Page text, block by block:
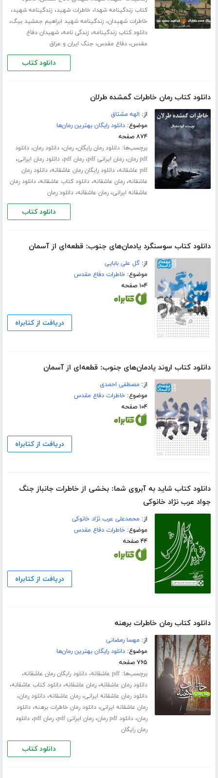
کتاب زندگینامه شهدا، خاطرات شهید، زندگینامه شهید،
خاطرات شهیدان، زندگینامه شهید ابراهیم جمشید بیگ،
دانلود کتاب زندگینامه، زندگی نامه،شهیدان دفاع
مقدس،دفاع مقدس، جنگ ایران و عراق
دانلود کتاب
دانلود کتاب رمان خاطرات گمشده طرلان
از: الهه مشتاق
موضوع:دانلود رایگان بهترین رمان‌ها
۸۷۴ صفحه
برچسب‌ها:دانلود رمان رایگان،رمان،دانلود رمان،دانلود
pdf رمان
،رمان ایرانی pdf ،رمان pdf ،دانلود رمان ایرانی،
pdf عاشقانه ،دانلود رایگان رمان عاشقانه،دانلود رمان
عاشقانه،رمان عاشقانه،دانلود کتاب عاشقانه،دانلود رمان
عاشقانه ایرانی،رمان عاشقانه،دانلود رمان
دانلود کتاب
دانلود کتاب سوسنگرد یادمان‌های جنوب: قطعه‌ای از آسمان
از:گل علی بابایی
موضوع:خاطرات دفاع مقدس
۱۰۴ صفحه
دریافت از کتابراه
دانلود کتاب اروند یادمان‌های جنوب: قطعه‌ای از آسمان
از: مصطفی احمدی
موضوع:خاطرات دفاع مقدس
۱۰۴ صفحه
دریافت از کتابراه
دانلود کتاب شاید به آبروی شما: بخشی از خاطرات جانباز جنگ
جواد عرب نژاد خانوکی
از: محمدعلی عرب نژاد خانوکی
موضوع:خاطرات دفاع مقدس
۴۴ صفحه
دریافت از کتابراه
دانلود کتاب رمان خاطرات برهنه
از: مهسا رمضانی
موضوع:دانلود رایگان بهترین رمان‌ها
۷۶۵ صفحه
برچسب‌ها:pdf عاشقانه ،دانلود رایگان رمان عاشقانه،
دانلود رمان عاشقانه،رمان عاشقانه،دانلود کتاب عاشقانه،
دانلود رمان عاشقانه ایرانی،رمان عاشقانه،دانلود رمان،
رمان عاشقانه ایرانی،دانلود رمان خاطرات برهنه،دانلود
رمان،دانلود pdf رمان ،رمان ایرانی pdf ،رمان pdf ،دانلود
رمان رایگان
دانلود کتاب